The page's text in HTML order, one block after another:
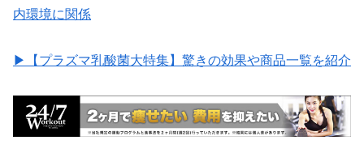
内環境に関係
▶︎【プラズマ乳酸菌大特集】驚きの効果や商品一覧を紹介